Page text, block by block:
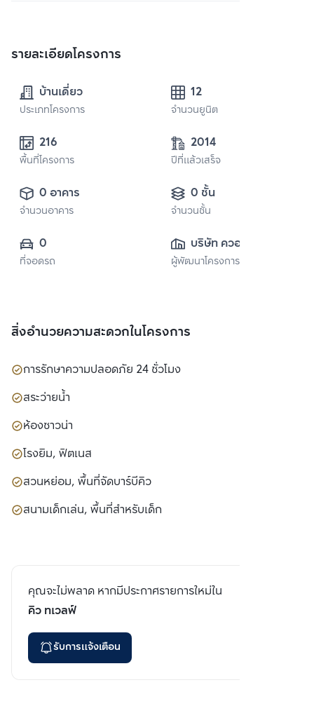
รายละเอียดโครงการ
บ้านเดี่ยว
ประเภทโครงการ
12
จำนวนยูนิต
216
พื้นที่โครงการ
2014
ปีที่แล้วเสร็จ
0 อาคาร
จำนวนอาคาร
0 ชั้น
จำนวนชั้น
0
ที่จอดรถ
บริษัท ควอลิตี้เฮ้าส์
จำกัด (มหาชน)
ผู้พัฒนาโครงการ
สิ่งอำนวยความสะดวกในโครงการ
การรักษาความปลอดภัย 24 ชั่วโมง
สระว่ายน้ำ
ห้องซาวน่า
โรงยิม, ฟิตเนส
สวนหย่อม, พื้นที่จัดบาร์บีคิว
สนามเด็กเล่น, พื้นที่สำหรับเด็ก
คุณจะไม่พลาด หากมีประกาศรายการใหม่ใน
คิว ทเวลฟ์
รับการแจ้งเตือน